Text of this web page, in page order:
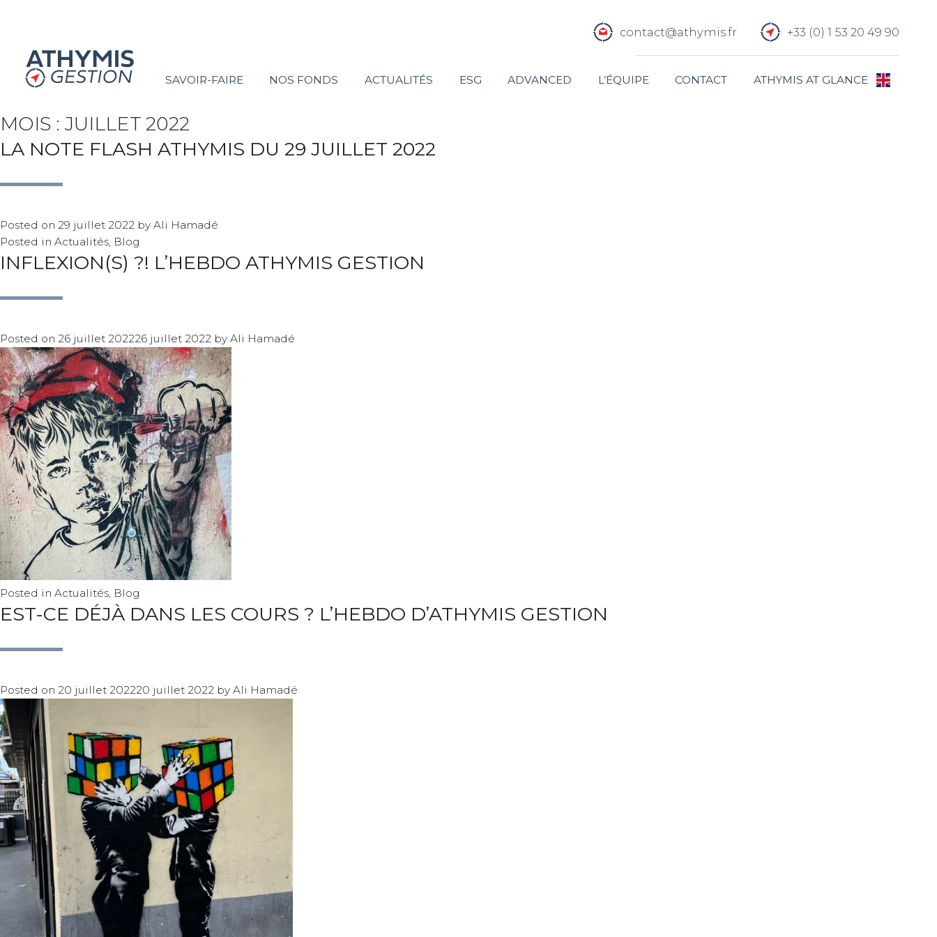
contact@athymis.fr +33 (0) 1 53 20 49 90
SAVOIR-FAIRE NOS FONDS ACTUALITÉS ESG ADVANCED L’ÉQUIPE CONTACT ATHYMIS AT GLANCE
MOIS : JUILLET 2022
LA NOTE FLASH ATHYMIS DU 29 JUILLET 2022
Posted on 29 juillet 2022 by Ali Hamadé
Posted in Actualités, Blog
INFLEXION(S) ?! L’HEBDO ATHYMIS GESTION
Posted on 26 juillet 202226 juillet 2022 by Ali Hamadé
Posted in Actualités, Blog
EST-CE DÉJÀ DANS LES COURS ? L’HEBDO D’ATHYMIS GESTION
Posted on 20 juillet 202220 juillet 2022 by Ali Hamadé